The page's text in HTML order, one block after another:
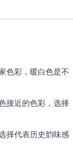
色彩，暖白色是不
接近的色彩，选择
择代表历史韵味感